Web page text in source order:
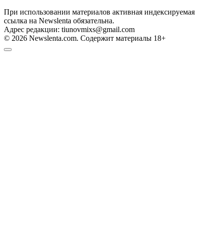
При использовании материалов активная индексируемая
ссылка на Newslenta обязательна.
Адрес редакции: tiunovmixs@gmail.com
© 2026 Newslenta.com. Содержит материалы 18+